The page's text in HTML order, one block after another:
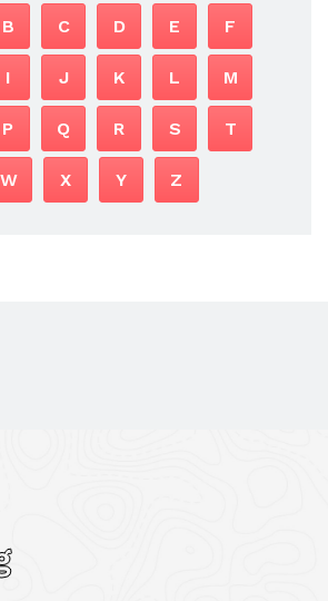
B C D E F
I J K L M
P Q R S T
W X Y Z